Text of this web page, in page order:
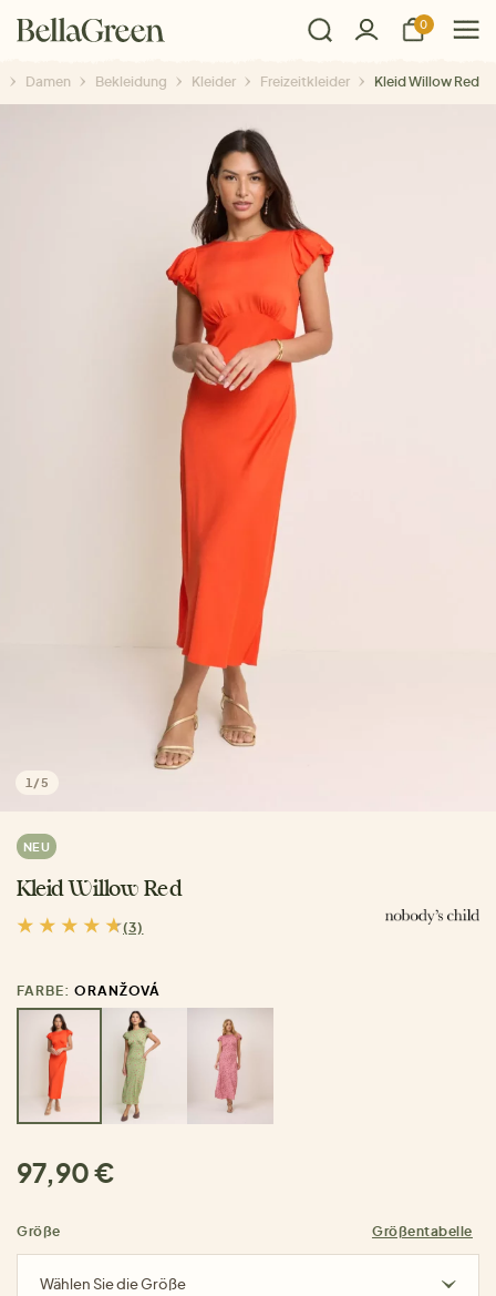
0
Damen Bekleidung Kleider Freizeitkleider Kleid Willow Red
1 /5
NEU
Kleid Willow Red
(3)
FARBE: ORANŽOVÁ
97,90 €
Größe Größentabelle
Wählen Sie die Größe